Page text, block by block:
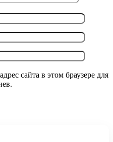
сайта в этом браузере для